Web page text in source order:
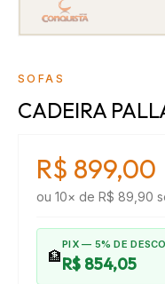
SOFAS
CADEIRA
R$ 899,00
ou 10× de R$ 89,90
🏦
PIX — 5% DE
R$ 854,05